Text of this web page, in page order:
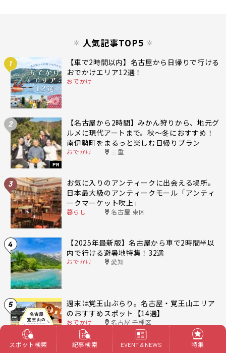
人気記事TOP5
1
【車で2時間以内】名古屋から日帰りで行ける
おでかけエリア12選！
おでかけ
2
PR
【名古屋から2時間】みかん狩りから、地元グ
ルメに現代アートまで。秋〜冬におすすめ！
南伊勢町をまるっと楽しむ日帰りプラン
おでかけ 三重
3
お気に入りのアンティークに出会える場所。
日本最大級のアンティークモール「アンティ
ークマーケット吹上」
暮らし 名古屋 東区
4
【2025年最新版】名古屋から車で2時間半以
内で行ける避暑地特集！32選
おでかけ 愛知
5
週末は覚王山ぶらり。名古屋・覚王山エリア
のおすすめスポット【14選】
おでかけ 名古屋 千種区
スポット検索 記事検索 EVENT & NEWS 特集